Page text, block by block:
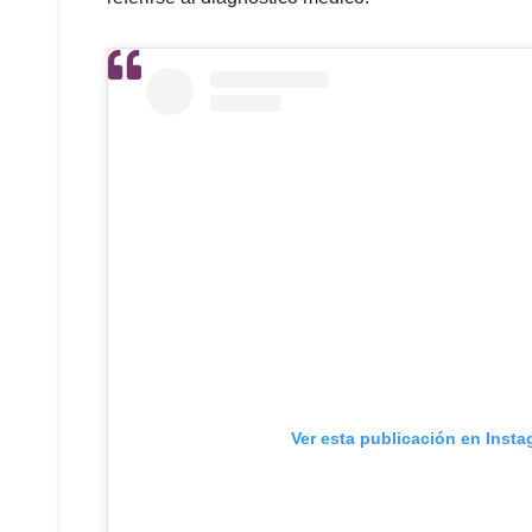
Ver esta publicación en